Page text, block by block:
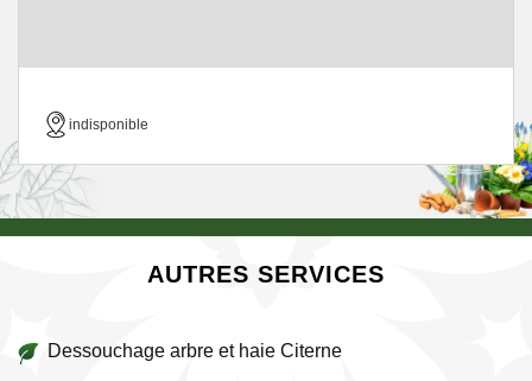
indisponible
AUTRES SERVICES
Dessouchage arbre et haie Citerne